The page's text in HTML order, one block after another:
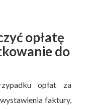
opłatę
do
opłat za
faktury,